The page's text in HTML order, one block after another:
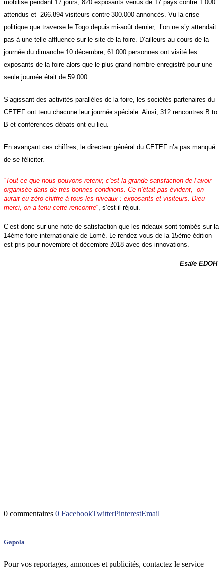
mobilisé pendant 17 jours, 820 exposants venus de 17 pays contre 1.000
attendus et 266.894 visiteurs contre 300.000 annoncés. Vu la crise
politique que traverse le Togo depuis mi-août dernier, l’on ne s’y attendait
pas à une telle affluence sur le site de la foire. D’ailleurs au cours de la
journée du dimanche 10 décembre, 61.000 personnes ont visité les
exposants de la foire alors que le plus grand nombre enregistré pour une
seule journée était de 59.000.
S’agissant des activités parallèles de la foire, les sociétés partenaires du
CETEF ont tenu chacune leur journée spéciale. Ainsi, 312 rencontres B to
B et conférences débats ont eu lieu.
En avançant ces chiffres, le directeur général du CETEF n’a pas manqué
de se féliciter.
“Tout ce que nous pouvons retenir, c’est la grande satisfaction de l’avoir
organisée dans de très bonnes conditions. Ce n’était pas évident, on
aurait eu zéro chiffre à tous les niveaux : exposants et visiteurs. Dieu
merci, on a tenu cette rencontre“ , s’est-il réjoui.
C’est donc sur une note de satisfaction que les rideaux sont tombés sur la
14ème foire internationale de Lomé. Le rendez-vous de la 15ème édition
est pris pour novembre et décembre 2018 avec des innovations.
Esaïe EDOH
0 commentaires 0 FacebookTwitterPinterestEmail
Gapola
Pour vos reportages, annonces et publicités, contactez le service